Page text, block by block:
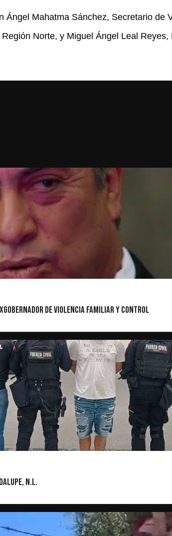
Ángel Mahatma Sánchez, Secretario de
Norte, y Miguel Ángel Leal
de Violencia Familiar y Control
N.L.